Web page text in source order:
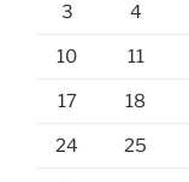
3 4
10 11
17 18
24 25